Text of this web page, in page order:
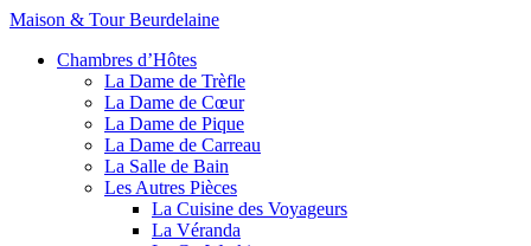
Maison & Tour Beurdelaine
Chambres d’Hôtes
La Dame de Trèfle
La Dame de Cœur
La Dame de Pique
La Dame de Carreau
La Salle de Bain
Les Autres Pièces
La Cuisine des Voyageurs
La Véranda